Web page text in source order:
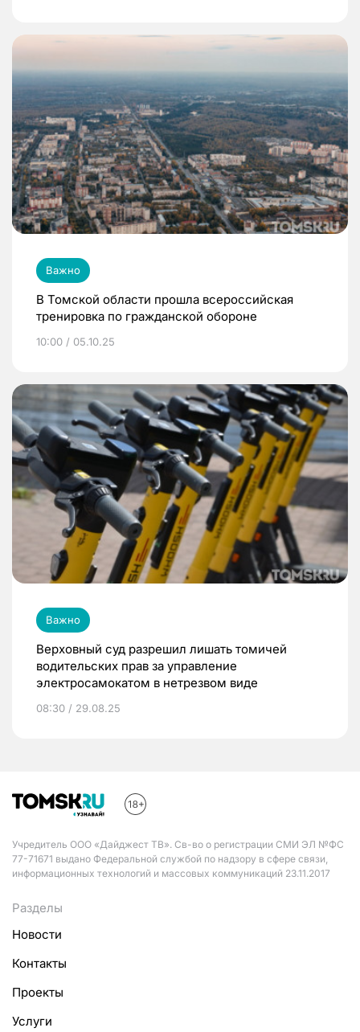
Важно
В Томской области прошла всероссийская
тренировка по гражданской обороне
10:00 / 05.10.25
Важно
Верховный суд разрешил лишать томичей
водительских прав за управление
электросамокатом в нетрезвом виде
08:30 / 29.08.25
Учредитель ООО «Дайджест ТВ». Св-во о регистрации СМИ ЭЛ №ФС
77-71671 выдано Федеральной службой по надзору в сфере связи,
информационных технологий и массовых коммуникаций 23.11.2017
Разделы
Новости
Контакты
Проекты
Услуги